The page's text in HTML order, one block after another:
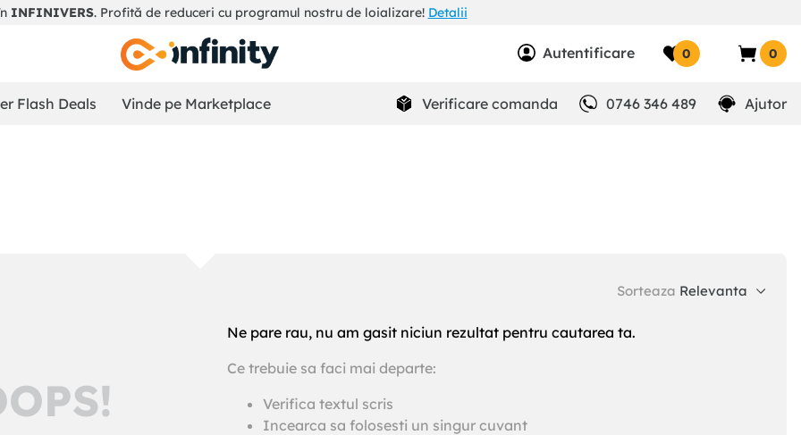
INFINIVERS. Profită de reduceri cu programul nostru de loializare! Detalii
Autentificare 0 0
Flash Deals Vinde pe Marketplace Verificare comanda 0746 346 489 Ajutor
Sorteaza Relevanta
Ne pare rau, nu am gasit niciun rezultat pentru cautarea ta.
Ce trebuie sa faci mai departe:
Verifica textul scris
Incearca sa folosesti un singur cuvant